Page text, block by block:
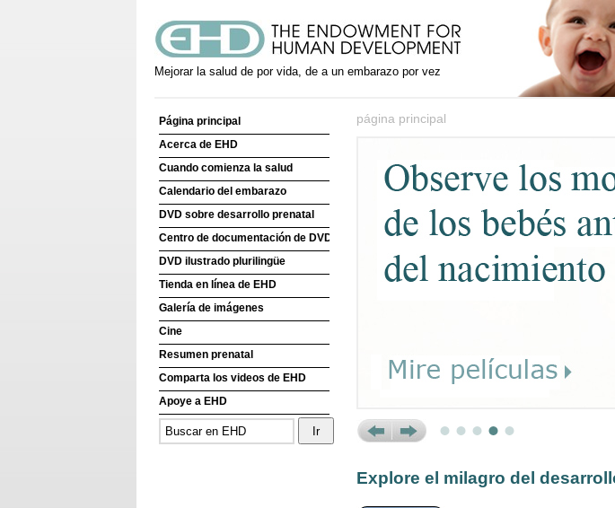
Mejorar la salud de por vida, de a un embarazo por vez
Página principal
Acerca de EHD
Cuando comienza la salud
Calendario del embarazo
DVD sobre desarrollo prenatal
Centro de documentación de DVD
DVD ilustrado plurilingüe
Tienda en línea de EHD
Galería de imágenes
Cine
Resumen prenatal
Comparta los videos de EHD
Apoye a EHD
página principal
Explore el milagro del